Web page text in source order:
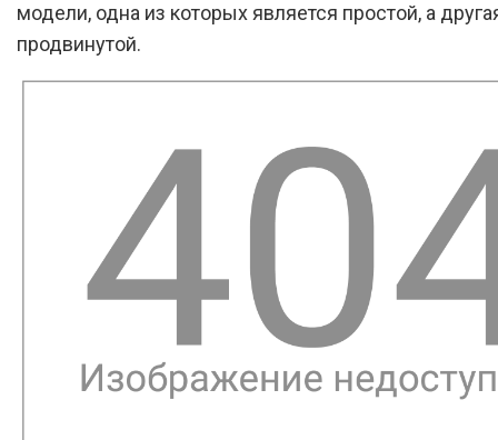
модели, одна из которых является простой, а
продвинутой.